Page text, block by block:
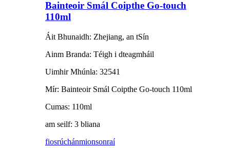
Bainteoir Smál Coipthe Go-touch
110ml
Áit Bhunaidh: Zhejiang, an tSín
Ainm Branda: Téigh i dteagmháil
Uimhir Mhúnla: 32541
Mír: Bainteoir Smál Coipthe Go-touch 110ml
Cumas: 110ml
am seilf: 3 bliana
fiosrúchánmionsonraí